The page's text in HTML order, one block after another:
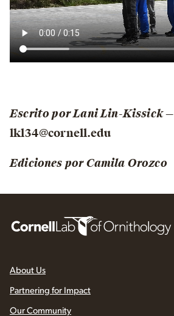
Escrito por Lani Lin-Kissick —
lkl34@cornell.edu
Ediciones por Camila Orozco
About Us
Partnering for Impact
Our Community